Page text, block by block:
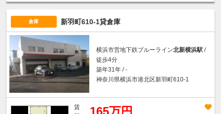
倉庫 新羽町610-1貸倉庫
横浜市営地下鉄ブルーライン北新横浜駅 /
徒歩4分
築年31年 / -
神奈川県横浜市港北区新羽町610-1
賃